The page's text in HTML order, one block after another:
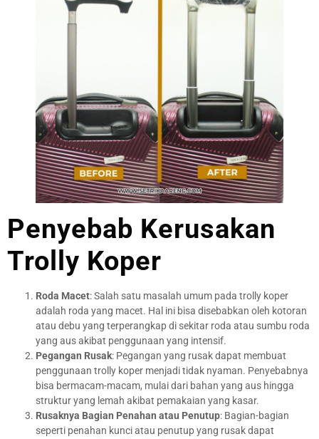
Penyebab Kerusakan
Trolly Koper
Roda Macet: Salah satu masalah umum pada trolly koper
adalah roda yang macet. Hal ini bisa disebabkan oleh kotoran
atau debu yang terperangkap di sekitar roda atau sumbu roda
yang aus akibat penggunaan yang intensif.
Pegangan Rusak: Pegangan yang rusak dapat membuat
penggunaan trolly koper menjadi tidak nyaman. Penyebabnya
bisa bermacam-macam, mulai dari bahan yang aus hingga
struktur yang lemah akibat pemakaian yang kasar.
Rusaknya Bagian Penahan atau Penutup: Bagian-bagian
seperti penahan kunci atau penutup yang rusak dapat